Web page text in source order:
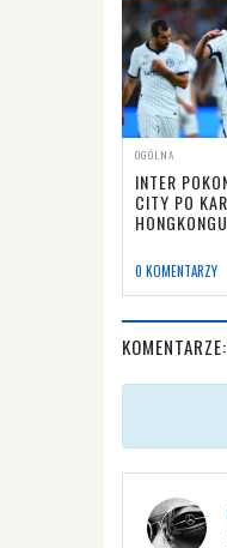
OGÓLNA
INTER
CITY PO
HONGKONGU
0 KOMENTARZY
KOMENTARZE: